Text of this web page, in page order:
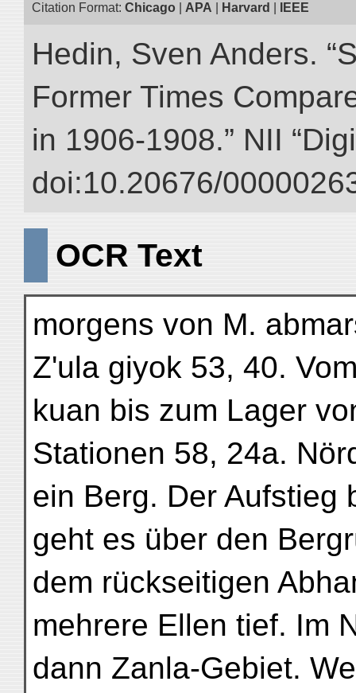
Citation Format: Chicago APA Harvard IEEE
Hedin, Sven Anders.
Former Times
in 1906-1908.” NII
doi:10.20676/
OCR Text
morgens von M.
Z'ula giyok 53, 40.
kuan bis zum Lager
Stationen 58, 24a.
ein Berg. Der
geht es über den
dem rückseitigen
mehrere Ellen tief. Im
dann Zanla-Gebiet.